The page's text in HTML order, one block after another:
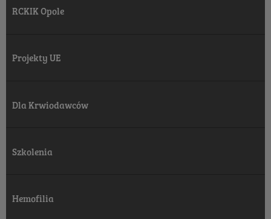
RCKIK Opole
Projekty UE
Dla Krwiodawców
Szkolenia
Hemofilia